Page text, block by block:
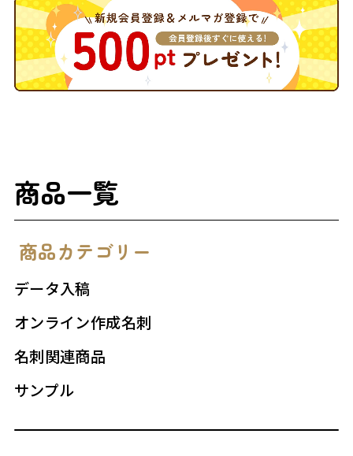
商品一覧
商品カテゴリー
データ入稿
オンライン作成名刺
名刺関連商品
サンプル